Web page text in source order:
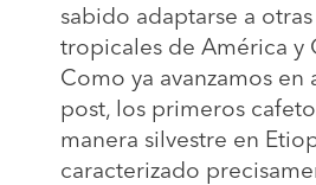
sabido adaptarse a otras
tropicales de América y
Como ya avanzamos en
post, los primeros
manera silvestre en
caracterizado